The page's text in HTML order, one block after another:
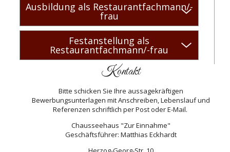
Ausbildung als Restaurantfachmann/-
frau
Festanstellung als
Restaurantfachmann/-frau
Kontakt
Bitte schicken Sie Ihre aussagekräftigen
Bewerbungsunterlagen mit Anschreiben, Lebenslauf und
Referenzen schriftlich per Post oder E-Mail.
Chausseehaus "Zur Einnahme"
Geschäftsführer: Matthias Eckhardt